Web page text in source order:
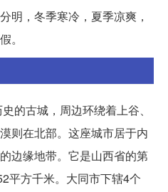
明，冬季寒冷，夏季凉爽，
。
的古城，周边环绕着上谷、
则在北部。这座城市居于内
边缘地带。它是山西省的第
平方千米。大同市下辖4个